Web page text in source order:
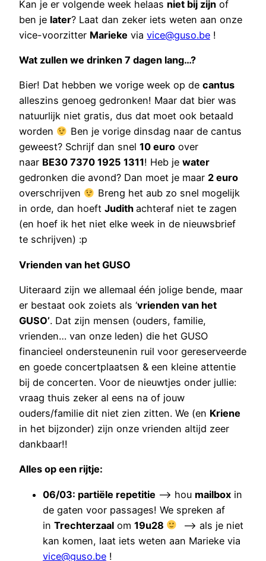
Kan je er volgende week helaas niet bij zijn of
ben je later? Laat dan zeker iets weten aan onze
vice-voorzitter Marieke via vice@guso.be !
Wat zullen we drinken 7 dagen lang…?
Bier! Dat hebben we vorige week op de cantus
alleszins genoeg gedronken! Maar dat bier was
natuurlijk niet gratis, dus dat moet ook betaald
worden
Ben je vorige dinsdag naar de cantus
geweest? Schrijf dan snel 10 euro over
naar BE30 7370 1925 1311! Heb je water
gedronken die avond? Dan moet je maar 2 euro
overschrijven
Breng het aub zo snel mogelijk
in orde, dan hoeft Judith achteraf niet te zagen
(en hoef ik het niet elke week in de nieuwsbrief
te schrijven) :p
Vrienden van het GUSO
Uiteraard zijn we allemaal één jolige bende, maar
er bestaat ook zoiets als ‘vrienden van het
GUSO’. Dat zijn mensen (ouders, familie,
vrienden… van onze leden) die het GUSO
financieel ondersteunenin ruil voor gereserveerde
en goede concertplaatsen & een kleine attentie
bij de concerten. Voor de nieuwtjes onder jullie:
vraag thuis zeker al eens na of jouw
ouders/familie dit niet zien zitten. We (en Kriene
in het bijzonder) zijn onze vrienden altijd zeer
dankbaar!!
Alles op een rijtje:
06/03: partiële repetitie –> hou mailbox in
de gaten voor passages! We spreken af
in Trechterzaal om 19u28
–> als je niet
kan komen, laat iets weten aan Marieke via
vice@guso.be !